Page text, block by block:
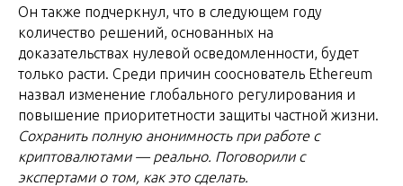
Он также подчеркнул, что в следующем году
количество решений, основанных на
доказательствах нулевой осведомленности, будет
только расти. Среди причин сооснователь Ethereum
назвал изменение глобального регулирования и
повышение приоритетности защиты частной жизни.
Сохранить полную анонимность при работе с
криптовалютами — реально. Поговорили с
экспертами о том, как это сделать.